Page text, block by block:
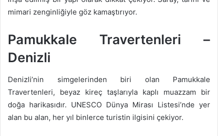
mimari zenginliğiyle göz kamaştırıyor.
Pamukkale Travertenleri –
Denizli
Denizli’nin simgelerinden biri olan Pamukkale
Travertenleri, beyaz kireç taşlarıyla kaplı muazzam bir
doğa harikasıdır. UNESCO Dünya Mirası Listesi’nde yer
alan bu alan, her yıl binlerce turistin ilgisini çekiyor.